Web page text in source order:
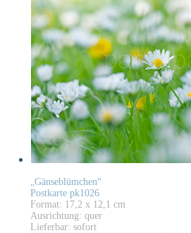
„Gänseblümchen“
Postkarte pk1026
Format: 17,2 x 12,1 cm
Ausrichtung: quer
Lieferbar: sofort